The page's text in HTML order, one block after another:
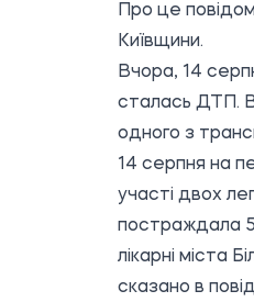
Про це
Київщини.
Вчора, 14
сталась ДТП.
одного з
14 серпня на
участі двох
постраждала
лікарні міста
сказано в